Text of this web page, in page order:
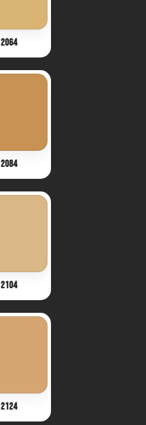
2064
2084
2104
2124